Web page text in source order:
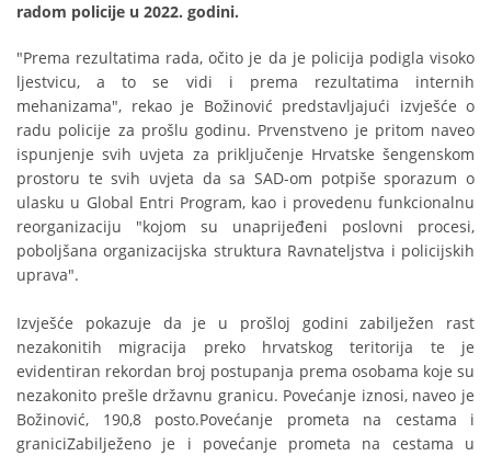
radom policije u 2022. godini.
"Prema rezultatima rada, očito je da je policija podigla visoko
ljestvicu, a to se vidi i prema rezultatima internih
mehanizama", rekao je Božinović predstavljajući izvješće o
radu policije za prošlu godinu. Prvenstveno je pritom naveo
ispunjenje svih uvjeta za priključenje Hrvatske šengenskom
prostoru te svih uvjeta da sa SAD-om potpiše sporazum o
ulasku u Global Entri Program, kao i provedenu funkcionalnu
reorganizaciju "kojom su unaprijeđeni poslovni procesi,
poboljšana organizacijska struktura Ravnateljstva i policijskih
uprava".
Izvješće pokazuje da je u prošloj godini zabilježen rast
nezakonitih migracija preko hrvatskog teritorija te je
evidentiran rekordan broj postupanja prema osobama koje su
nezakonito prešle državnu granicu. Povećanje iznosi, naveo je
Božinović, 190,8 posto.Povećanje prometa na cestama i
graniciZabilježeno je i povećanje prometa na cestama u